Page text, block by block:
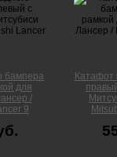
бампера
для
/
9
Катафот